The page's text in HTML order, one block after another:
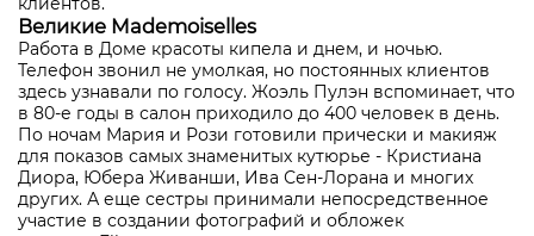
Великие Mademoiselles
Работа в Доме красоты кипела и днем, и ночью.
Телефон звонил не умолкая, но постоянных клиентов
здесь узнавали по голосу. Жоэль Пулэн вспоминает, что
в 80-е годы в салон приходило до 400 человек в день.
По ночам Мария и Рози готовили прически и макияж
для показов самых знаменитых кутюрье - Кристиана
Диора, Юбера Живанши, Ива Сен-Лорана и многих
других. А еще сестры принимали непосредственное
участие в создании фотографий и обложек